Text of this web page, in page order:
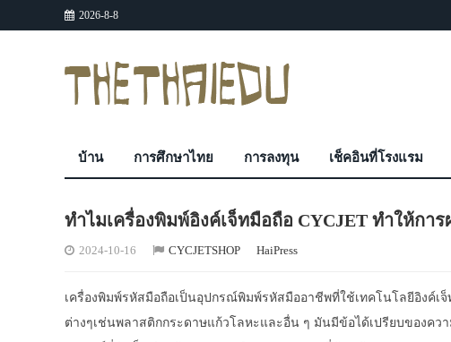
2026-8-8
บ้าน การศึกษาไทย การลงทุน เช็คอินที่โรงแรม
ทำไมเครื่องพิมพ์อิงค์เจ็ทมือถือ CYCJET ทำให้ก
2024-10-16 CYCJETSHOP HaiPress
เครื่องพิมพ์รหัสมือถือเป็นอุปกรณ์พิมพ์รหัสมืออาชีพที่ใช้เทคโนโลยีอิงค์เ
ต่างๆเช่นพลาสติกกระดาษแก้วโลหะและอื่น ๆ มันมีข้อได้เปรียบของค